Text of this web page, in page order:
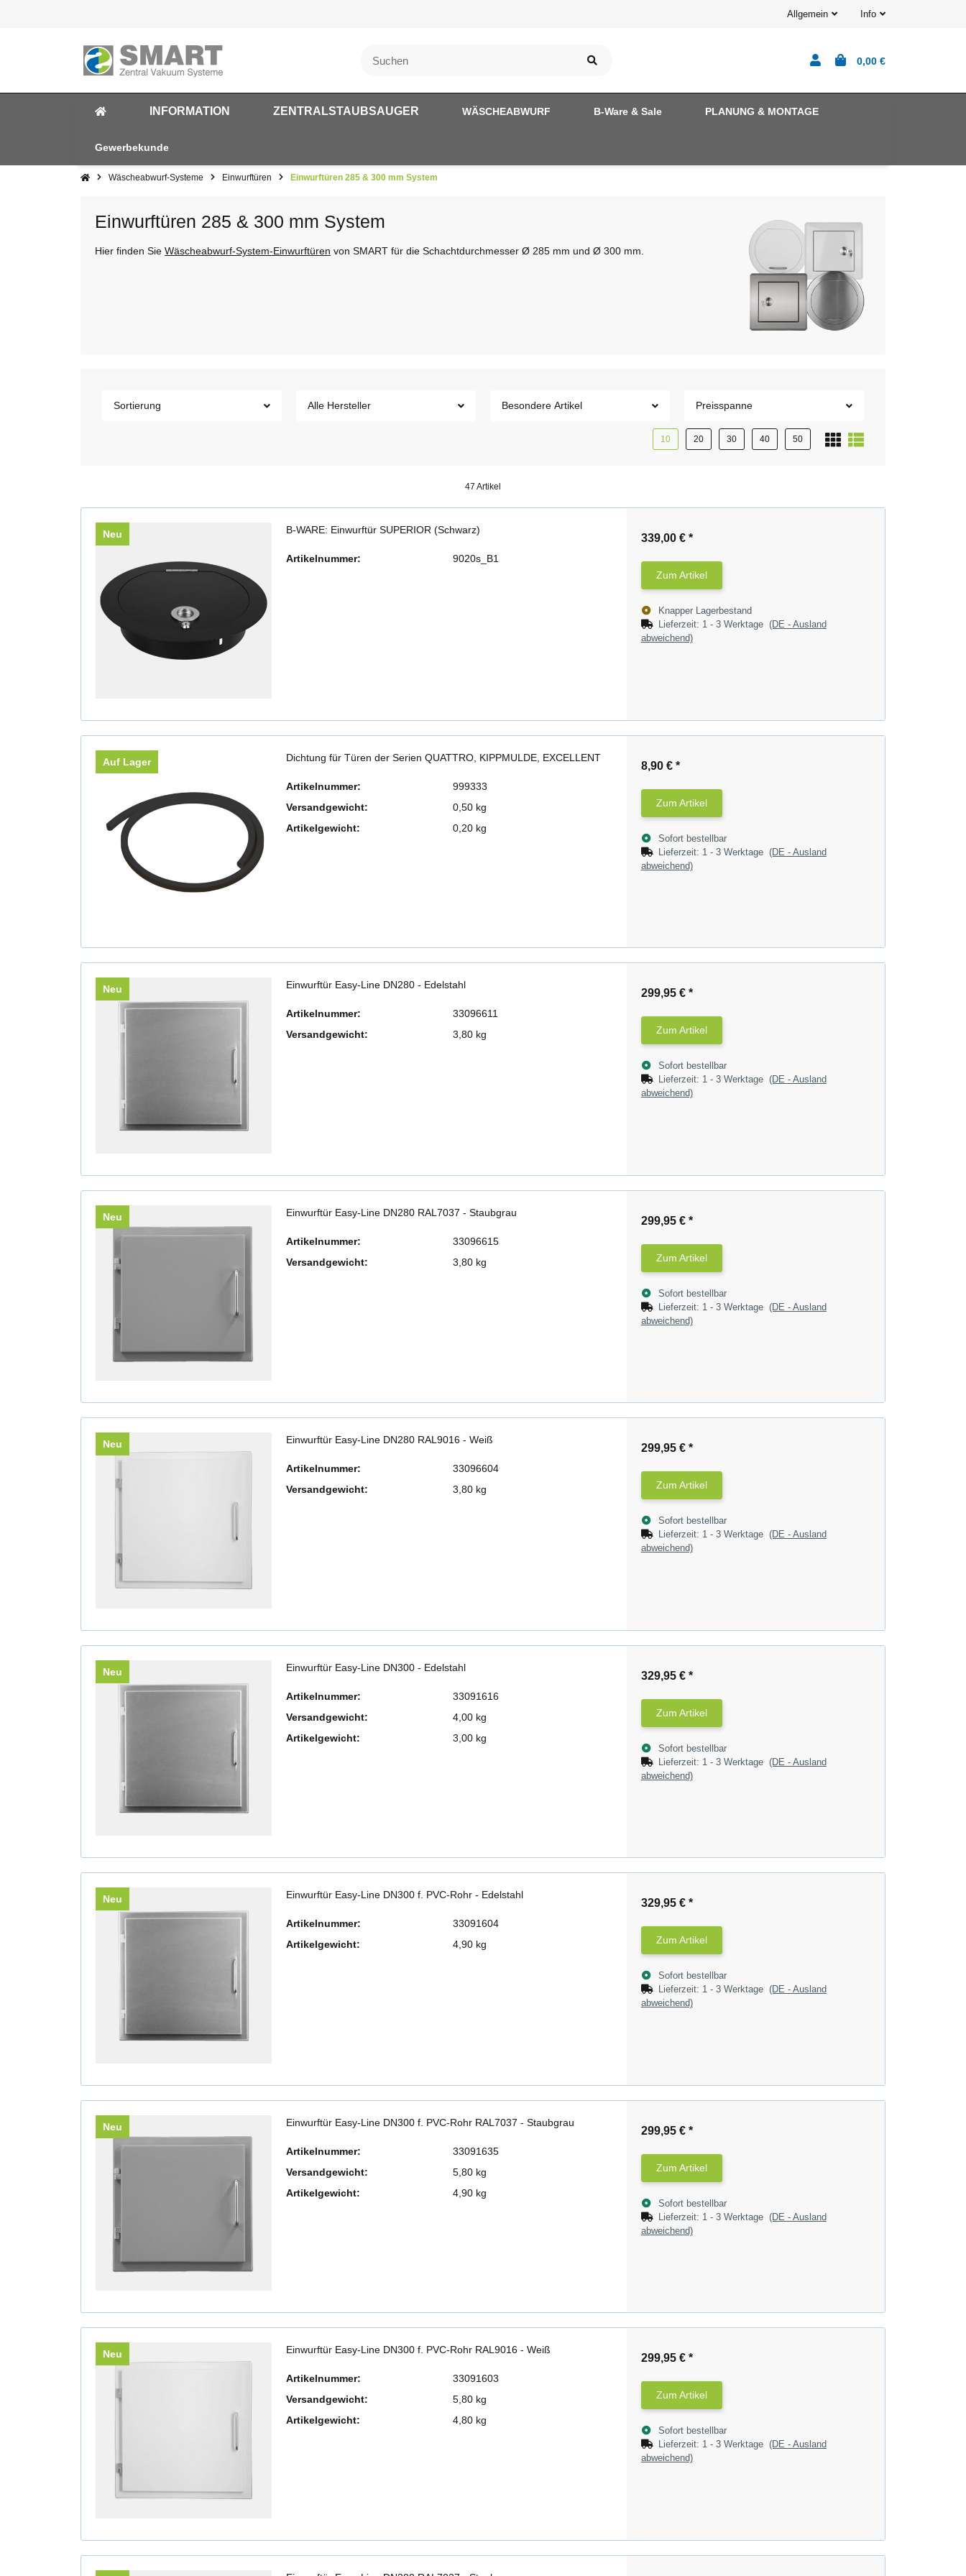
Allgemein Info
0,00 €
INFORMATION ZENTRALSTAUBSAUGER WÄSCHEABWURF B-Ware & Sale PLANUNG & MONTAGE
Gewerbekunde
Wäscheabwurf-Systeme Einwurftüren Einwurftüren 285 & 300 mm System
Einwurftüren 285 & 300 mm System
Hier finden Sie Wäscheabwurf-System-Einwurftüren von SMART für die Schachtdurchmesser Ø 285 mm und Ø 300 mm.
Sortierung Alle Hersteller Besondere Artikel Preisspanne
10 20 30 40 50
47 Artikel
Neu B-WARE: Einwurftür SUPERIOR (Schwarz)
Artikelnummer: 9020s_B1
339,00 € *
Zum Artikel
Knapper Lagerbestand
Lieferzeit: 1 - 3 Werktage (DE - Ausland
abweichend)
Auf Lager Dichtung für Türen der Serien QUATTRO, KIPPMULDE, EXCELLENT
Artikelnummer:
999333
Versandgewicht:
0,50 kg
Artikelgewicht:
0,20 kg
8,90 € *
Zum Artikel
Sofort bestellbar
Lieferzeit: 1 - 3 Werktage (DE - Ausland
abweichend)
Neu Einwurftür Easy-Line DN280 - Edelstahl
Artikelnummer:
33096611
Versandgewicht:
3,80 kg
299,95 € *
Zum Artikel
Sofort bestellbar
Lieferzeit: 1 - 3 Werktage (DE - Ausland
abweichend)
Neu Einwurftür Easy-Line DN280 RAL7037 - Staubgrau
Artikelnummer:
33096615
Versandgewicht:
3,80 kg
299,95 € *
Zum Artikel
Sofort bestellbar
Lieferzeit: 1 - 3 Werktage (DE - Ausland
abweichend)
Neu Einwurftür Easy-Line DN280 RAL9016 - Weiß
Artikelnummer:
33096604
Versandgewicht:
3,80 kg
299,95 € *
Zum Artikel
Sofort bestellbar
Lieferzeit: 1 - 3 Werktage (DE - Ausland
abweichend)
Neu Einwurftür Easy-Line DN300 - Edelstahl
Artikelnummer:
33091616
Versandgewicht:
4,00 kg
Artikelgewicht:
3,00 kg
329,95 € *
Zum Artikel
Sofort bestellbar
Lieferzeit: 1 - 3 Werktage (DE - Ausland
abweichend)
Neu Einwurftür Easy-Line DN300 f. PVC-Rohr - Edelstahl
Artikelnummer:
33091604
Artikelgewicht:
4,90 kg
329,95 € *
Zum Artikel
Sofort bestellbar
Lieferzeit: 1 - 3 Werktage (DE - Ausland
abweichend)
Neu Einwurftür Easy-Line DN300 f. PVC-Rohr RAL7037 - Staubgrau
Artikelnummer:
33091635
Versandgewicht:
5,80 kg
Artikelgewicht:
4,90 kg
299,95 € *
Zum Artikel
Sofort bestellbar
Lieferzeit: 1 - 3 Werktage (DE - Ausland
abweichend)
Neu Einwurftür Easy-Line DN300 f. PVC-Rohr RAL9016 - Weiß
Artikelnummer:
33091603
Versandgewicht:
5,80 kg
Artikelgewicht:
4,80 kg
299,95 € *
Zum Artikel
Sofort bestellbar
Lieferzeit: 1 - 3 Werktage (DE - Ausland
abweichend)